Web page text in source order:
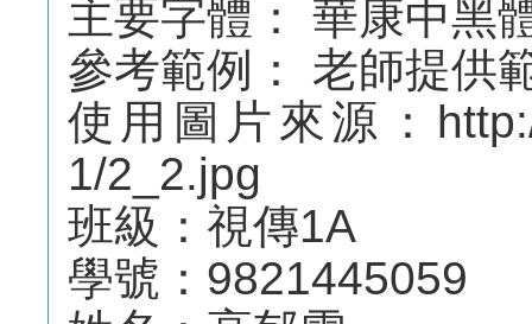
主要字體： 華康中黑
參考範例： 老師提供
使用圖片來源：
1/2_2.jpg
班級：視傳1A
學號：9821445059